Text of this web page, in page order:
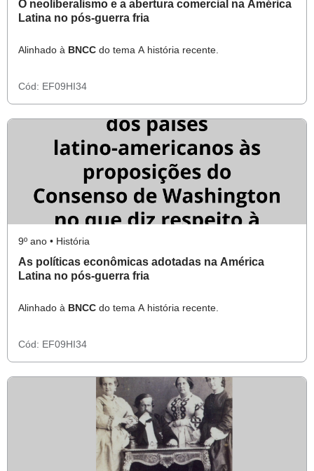
O neoliberalismo e a abertura comercial na América
Latina no pós-guerra fria
Alinhado à BNCC do tema A história recente.
Cód: EF09HI34
9º ano • História
As políticas econômicas adotadas na América
Latina no pós-guerra fria
Alinhado à BNCC do tema A história recente.
Cód: EF09HI34